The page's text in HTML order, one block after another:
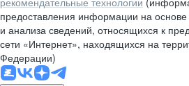
предоставления информации на основе
и анализа сведений, относящихся к
сети «Интернет», находящихся на
Федерации)